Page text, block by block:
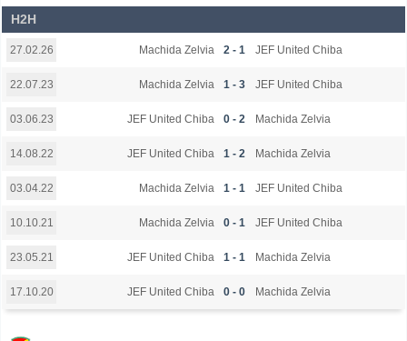
H2H
27.02.26 Machida Zelvia 2 - 1 JEF United Chiba
22.07.23 Machida Zelvia 1 - 3 JEF United Chiba
03.06.23 JEF United Chiba 0 - 2 Machida Zelvia
14.08.22 JEF United Chiba 1 - 2 Machida Zelvia
03.04.22 Machida Zelvia 1 - 1 JEF United Chiba
10.10.21 Machida Zelvia 0 - 1 JEF United Chiba
23.05.21 JEF United Chiba 1 - 1 Machida Zelvia
17.10.20 JEF United Chiba 0 - 0 Machida Zelvia